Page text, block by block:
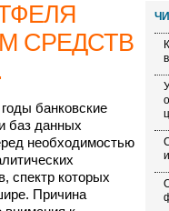
СРЕДСТВ
банковские
баз данных
необходимостью
спектр которых
Причина